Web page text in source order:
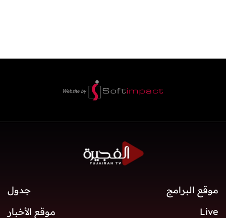
موقع البرامج
جدول
Live
موقع الأخبار